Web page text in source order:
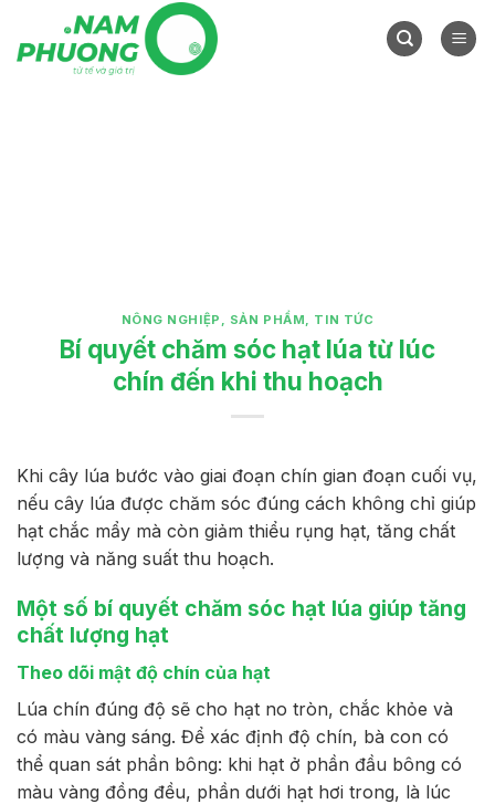
content
NÔNG NGHIỆP , SẢN PHẨM, TIN TỨC
Bí quyết chăm sóc hạt lúa từ lúc
chín đến khi thu hoạch
Khi cây lúa bước vào giai đoạn chín gian đoạn cuối vụ,
nếu cây lúa được chăm sóc đúng cách không chỉ giúp
hạt chắc mẩy mà còn giảm thiểu rụng hạt, tăng chất
lượng và năng suất thu hoạch.
Một số bí quyết chăm sóc hạt lúa giúp tăng
chất lượng hạt
Theo dõi mật độ chín của hạt
Lúa chín đúng độ sẽ cho hạt no tròn, chắc khỏe và
có màu vàng sáng. Để xác định độ chín, bà con có
thể quan sát phần bông: khi hạt ở phần đầu bông có
màu vàng đồng đều, phần dưới hạt hơi trong, là lúc